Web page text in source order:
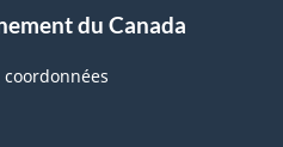
du Canada